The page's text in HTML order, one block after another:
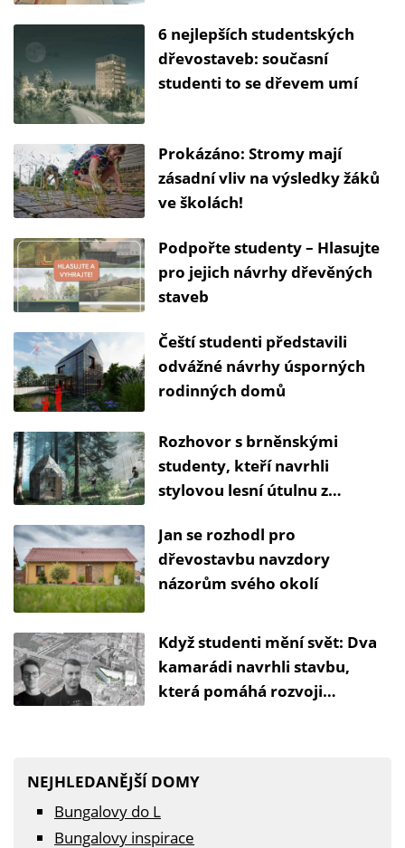
6 nejlepších studentských
dřevostaveb: současní
studenti to se dřevem umí
Prokázáno: Stromy mají
zásadní vliv na výsledky žáků
ve školách!
Podpořte studenty – Hlasujte
pro jejich návrhy dřevěných
staveb
Čeští studenti představili
odvážné návrhy úsporných
rodinných domů
Rozhovor s brněnskými
studenty, kteří navrhli
stylovou lesní útulnu z
Jan se rozhodl pro
dřevostavbu navzdory
názorům svého okolí
Když studenti mění svět: Dva
kamarádi navrhli stavbu,
která pomáhá rozvoji
NEJHLEDANĚJŠÍ DOMY
Bungalovy do L
Bungalovy inspirace